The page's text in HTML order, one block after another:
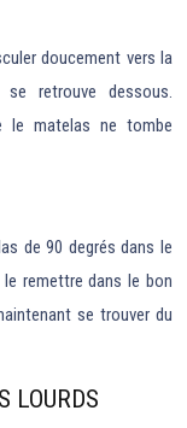
doucement vers la
retrouve dessous.
le matelas ne tombe
de 90 degrés dans le
remettre dans le bon
se trouver du
LOURDS